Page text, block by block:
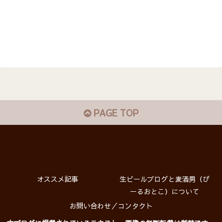
PAGE TOP
オススメ記事
生ビールブログと麦酒男（び
ーるおとこ）について
お問い合わせ／コンタクト